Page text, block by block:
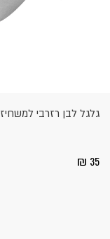
גלגל לבן רזרבי למשחיז GB 440 | GLOBAL
35